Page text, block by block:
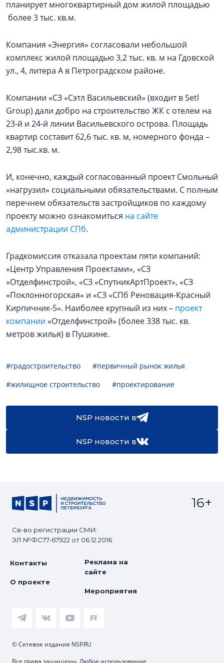
планирует многоквартирный дом жилой площадью
более 3 тыс. кв.м.
Компания «Энергия» согласовали небольшой
комплекс жилой площадью 3,2 тыс. кв. м на Гдовской
ул., 4, литера А в Петроградском районе.
Компании «СЗ «Сэтл Васильевский» (входит в Setl
Group) дали добро на строительство ЖК с отелем на
23-й и 24-й линии Васильевского острова. Площадь
квартир составит 62,6 тыс. кв. м, номерного фонда –
2,98 тыс.кв. м.
И, конечно, каждый согласованный проект Смольный
«нагрузил» социальными обязательствами. С полным
перечнем обязательств застройщиков по каждому
проекту можно ознакомиться на сайте
администрации СПб.
Градкомиссия отказала проектам пяти компаний:
«Центр Управления Проектами», «СЗ
«Отделфинстрой», «СЗ «СпутникАртПроект», «СЗ
«Поклонногорская» и «СЗ «СПб Реновация-Красный
Кирпичник-5». Наиболее крупный из них – проект
компании «Отделфинстрой» (более 338 тыс. кв.
метров жилья) в Пушкине.
#градостроительство
#первичный рынок жилья
#жилищное строительство
#проектирование
NSP новости в
NSP новости в
Св-во регистрации СМИ:
ЭЛ №ФС77-67922 от 06.12.2016
16+
Контакты
О проекте
Реклама на
сайте
Мероприятия
© Сетевое издание NSP.RU
Все права защищены. Любое использование